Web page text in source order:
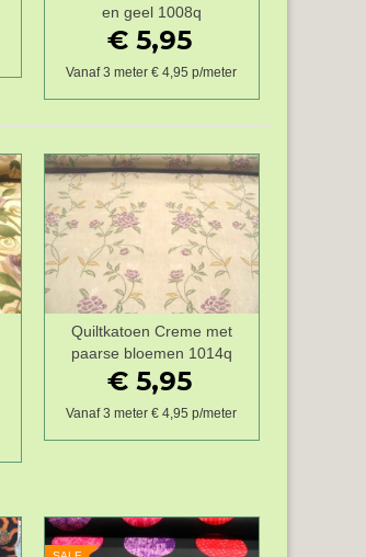
en geel 1008q
€ 5,95
Vanaf 3 meter € 4,95 p/meter
Wenslijst
Quiltkatoen Creme met
paarse bloemen 1014q
€ 5,95
Vanaf 3 meter € 4,95 p/meter